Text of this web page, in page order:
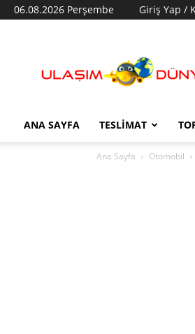
06.08.2026 Perşembe Giriş Yap /
Dünyası
ANA SAYFA TESLIMAT
Ana Sayfa Otomobil